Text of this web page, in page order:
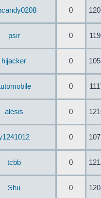
0
psir 0
hijacker 0
0
alesis 0
0
tcbb 0
Shu 0